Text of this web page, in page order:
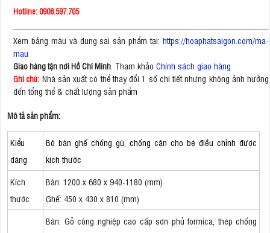
Hotline: 0908.597.705
Xem bảng màu và dung sai sản phẩm tại: https://hoaphatsaigon.com/ma-
mau
Giao hàng tận nơi Hồ Chí Minh . Tham khảo Chính sách giao hàng
Ghi chú: Nhà sản xuất có thể thay đổi 1 số chi tiết nhưng không ảnh hưởng
đến tổng thể & chất lượng sản phẩm
Mô tả sản phẩm:
Kiểu
dáng
Bộ bàn ghế chống gù, chống cận cho bé điều chỉnh được
kích thước
Kích
thước
Bàn: 1200 x 680 x 940-1180 (mm)
Ghế: 450 x 430 x 810 (mm)
Bàn: Gỗ công nghiệp cao cấp sơn phủ formica, thép chống